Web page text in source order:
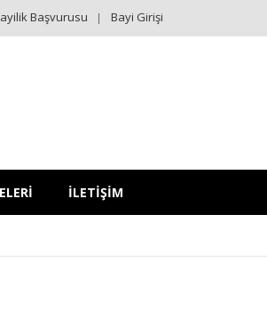
Başvurusu Bayi Girişi
İLETİŞİM